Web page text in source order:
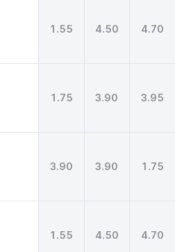
1.55 4.50 4.70
1.75 3.90 3.95
3.90 3.90 1.75
1.55 4.50 4.70